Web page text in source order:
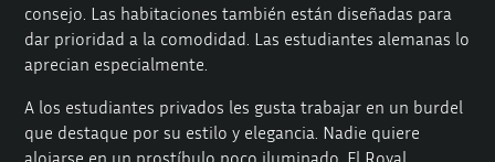
consejo. Las habitaciones también están diseñadas para
dar prioridad a la comodidad. Las estudiantes alemanas lo
aprecian especialmente.
A los estudiantes privados les gusta trabajar en un burdel
que destaque por su estilo y elegancia. Nadie quiere
alojarse en un prostíbulo poco iluminado. El Royal